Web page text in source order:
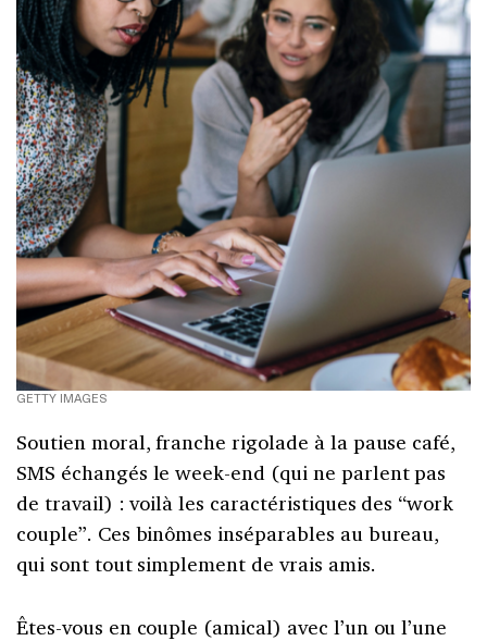
GETTY IMAGES
Soutien moral, franche rigolade à la pause café,
SMS échangés le week-end (qui ne parlent pas
de travail) : voilà les caractéristiques des “work
couple”. Ces binômes inséparables au bureau,
qui sont tout simplement de vrais amis.
Êtes-vous en couple (amical) avec l’un ou l’une